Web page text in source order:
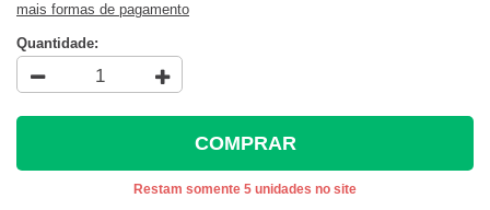
mais formas de pagamento
Quantidade:
COMPRAR
Restam somente 5 unidades no site